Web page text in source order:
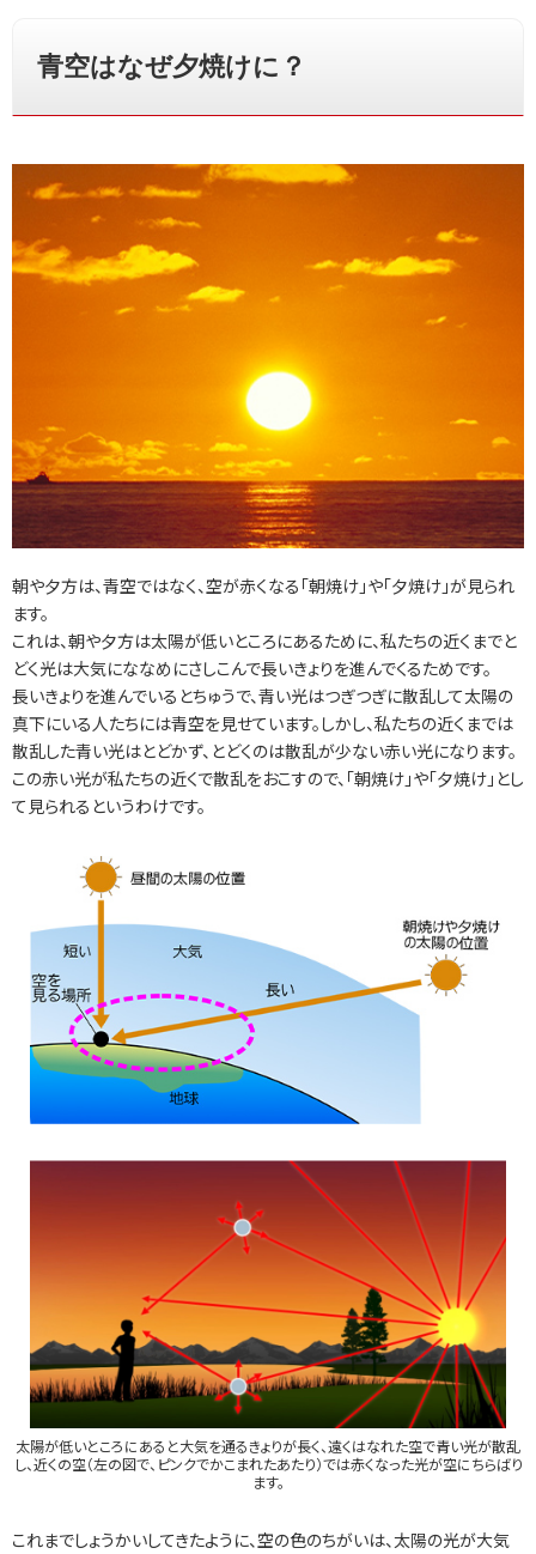
青空はなぜ夕焼けに？
朝や夕方は、青空ではなく、空が赤くなる「朝焼け」や「夕焼け」が見られ
ます。
これは、朝や夕方は太陽が低いところにあるために、私たちの近くまでと
どく光は大気にななめにさしこんで長いきょりを進んでくるためです。
長いきょりを進んでいるとちゅうで、青い光はつぎつぎに散乱して太陽の
真下にいる人たちには青空を見せています。しかし、私たちの近くまでは
散乱した青い光はとどかず、とどくのは散乱が少ない赤い光になります。
この赤い光が私たちの近くで散乱をおこすので、「朝焼け」や「夕焼け」とし
て見られるというわけです。
太陽が低いところにあると大気を通るきょりが長く、遠くはなれた空で青い光が散乱
し、近くの空（左の図で、ピンクでかこまれたあたり）では赤くなった光が空にちらばり
ます。
これまでしょうかいしてきたように、空の色のちがいは、太陽の光が大気